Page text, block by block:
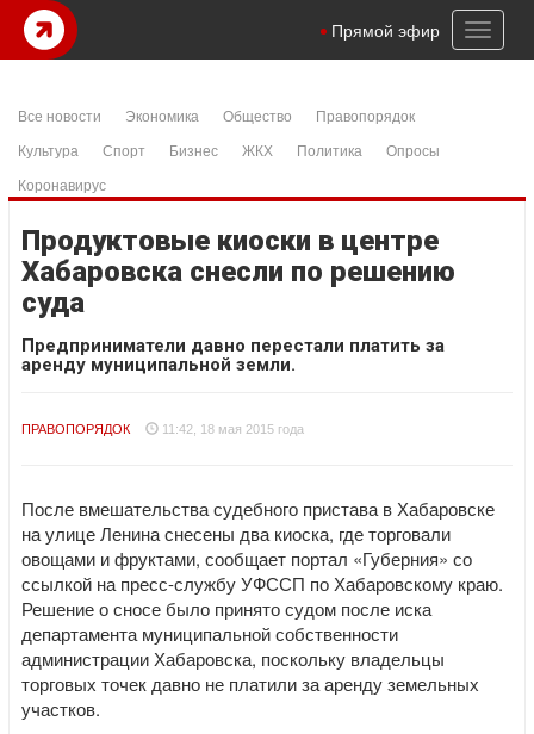
Toggle
Прямой эфир
Все новости Экономика Общество
Правопорядок
Культура
Спорт Бизнес ЖКХ Политика
Опросы
Коронавирус
Продуктовые киоски в центре
Хабаровска снесли по решению
суда
Предприниматели давно перестали платить за
аренду муниципальной земли.
ПРАВОПОРЯДОК 11:42, 18 мая 2015 года
После вмешательства судебного пристава в Хабаровске
на улице Ленина снесены два киоска, где торговали
овощами и фруктами, сообщает портал «Губерния» со
ссылкой на пресс-службу УФССП по Хабаровскому краю.
Решение о сносе было принято судом после иска
департамента муниципальной собственности
администрации Хабаровска, поскольку владельцы
торговых точек давно не платили за аренду земельных
участков.